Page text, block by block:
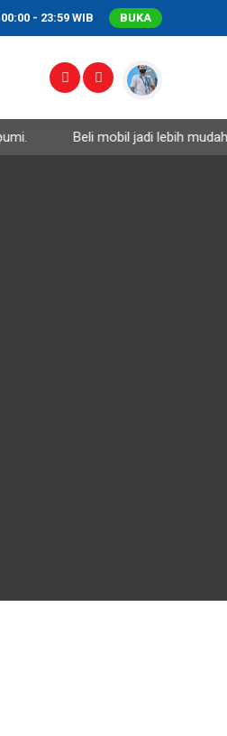
00:00 - 23:59 WIB BUKA
Beli mobil jadi lebih mudah,